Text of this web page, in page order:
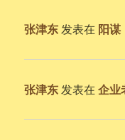
张津东 发表在 阳谋
张津东 发表在企业